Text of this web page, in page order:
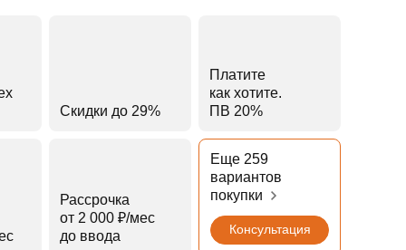
Скидки до 29%
Платите
как хотите.
ПВ 20%
Рассрочка
от 2 000 ₽⁠/⁠мес
до ввода
Еще 259
вариантов
покупки
Консультация